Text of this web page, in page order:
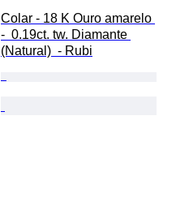
Colar - 18 K Ouro amarelo
-  0.19ct. tw. Diamante
(Natural)  - Rubi